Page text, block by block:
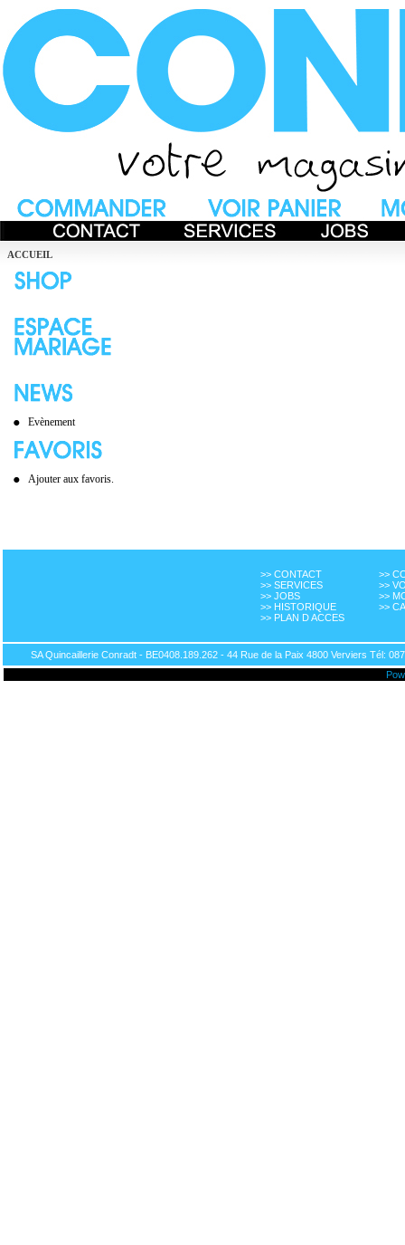
ACCUEIL
Evènement
Ajouter aux favoris.
>> CONTACT
>> SERVICES
>> JOBS
>> HISTORIQUE
>> PLAN D ACCES
>>
>>
>>
>>
SA Quincaillerie Conradt - BE0408.189.262 - 44 Rue de la Paix 4800 Verviers Tél: